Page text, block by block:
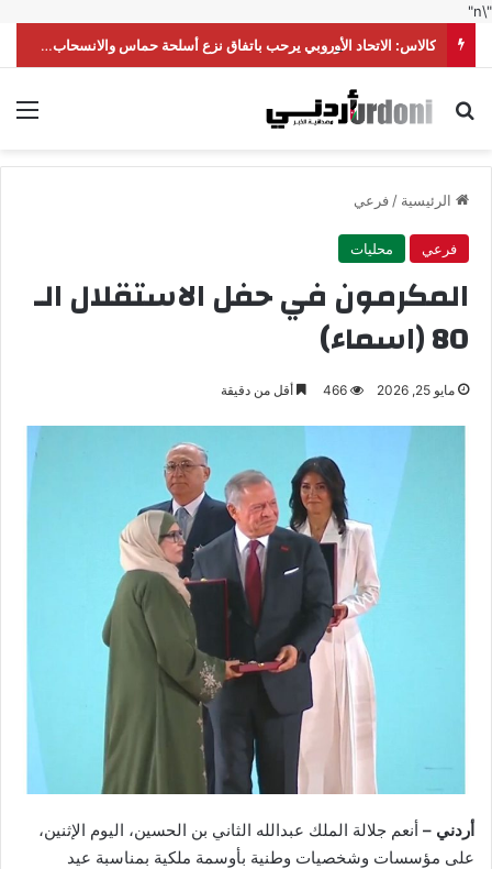
"\n"
كالاس: الاتحاد الأوروبي يرحب باتفاق نزع أسلحة حماس والانسحاب الإسرائيلي من غزة
بحث عن
الرئيسية /فرعي
فرعي محليات
المكرمون في حفل الاستقلال الـ
80 (اسماء)
مايو 25, 2026 466 أقل من دقيقة
أردني – أنعم جلالة الملك عبدالله الثاني بن الحسين، اليوم الإثنين،
على مؤسسات وشخصيات وطنية بأوسمة ملكية بمناسبة عيد